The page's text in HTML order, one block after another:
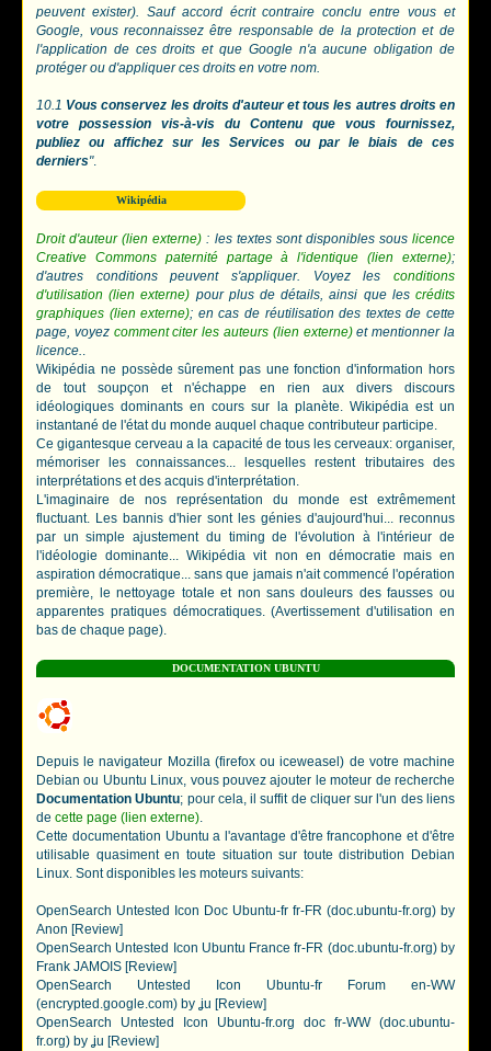
peuvent exister). Sauf accord écrit contraire conclu entre vous et
Google, vous reconnaissez être responsable de la protection et de
l'application de ces droits et que Google n'a aucune obligation de
protéger ou d'appliquer ces droits en votre nom.
10.1 Vous conservez les droits d'auteur et tous les autres droits en
votre possession vis-à-vis du Contenu que vous fournissez,
publiez ou affichez sur les Services ou par le biais de ces
derniers".
Wikipédia
Droit d'auteur (lien externe) : les textes sont disponibles sous licence
Creative Commons paternité partage à l'identique (lien externe);
d'autres conditions peuvent s'appliquer. Voyez les conditions
d'utilisation (lien externe) pour plus de détails, ainsi que les crédits
graphiques (lien externe); en cas de réutilisation des textes de cette
page, voyez comment citer les auteurs (lien externe)et mentionner la
licence..
Wikipédia ne possède sûrement pas une fonction d'information hors
de tout soupçon et n'échappe en rien aux divers discours
idéologiques dominants en cours sur la planète. Wikipédia est un
instantané de l'état du monde auquel chaque contributeur participe.
Ce gigantesque cerveau a la capacité de tous les cerveaux: organiser,
mémoriser les connaissances... lesquelles restent tributaires des
interprétations et des acquis d'interprétation.
L'imaginaire de nos représentation du monde est extrêmement
fluctuant. Les bannis d'hier sont les génies d'aujourd'hui... reconnus
par un simple ajustement du timing de l'évolution à l'intérieur de
l'idéologie dominante... Wikipédia vit non en démocratie mais en
aspiration démocratique... sans que jamais n'ait commencé l'opération
première, le nettoyage totale et non sans douleurs des fausses ou
apparentes pratiques démocratiques. (Avertissement d'utilisation en
bas de chaque page).
DOCUMENTATION UBUNTU
Depuis le navigateur Mozilla (firefox ou iceweasel) de votre machine
Debian ou Ubuntu Linux, vous pouvez ajouter le moteur de recherche
Documentation Ubuntu; pour cela, il suffit de cliquer sur l'un des liens
decette page (lien externe).
Cette documentation Ubuntu a l'avantage d'être francophone et d'être
utilisable quasiment en toute situation sur toute distribution Debian
Linux. Sont disponibles les moteurs suivants:
OpenSearch Untested Icon Doc Ubuntu-fr fr-FR (doc.ubuntu-fr.org) by
Anon [Review]
OpenSearch Untested Icon Ubuntu France fr-FR (doc.ubuntu-fr.org) by
Frank JAMOIS [Review]
OpenSearch Untested Icon Ubuntu-fr Forum en-WW
(encrypted.google.com) by ʝu [Review]
OpenSearch Untested Icon Ubuntu-fr.org doc fr-WW (doc.ubuntu-
fr.org) by ʝu [Review]